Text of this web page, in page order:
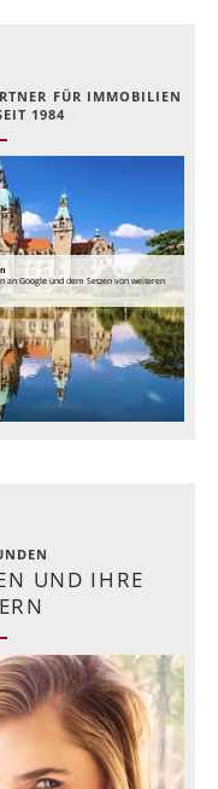
FÜR IMMOBILIEN
1984
an Google und dem Setzen von weiteren
UND IHRE